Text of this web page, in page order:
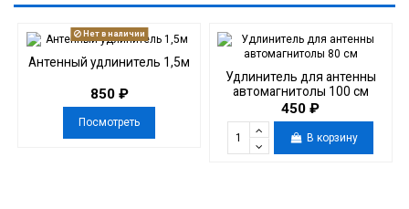
Нет в наличии
Антенный удлинитель 1,5м
850 ₽
Посмотреть
Удлинитель для антенны
автомагнитолы 100 см
450 ₽
В корзину